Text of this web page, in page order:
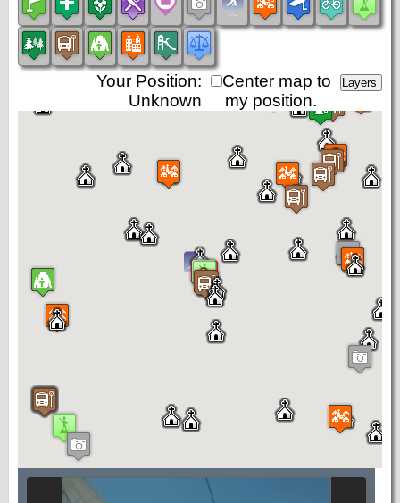
Center map to
my position.
Your Position:
Unknown